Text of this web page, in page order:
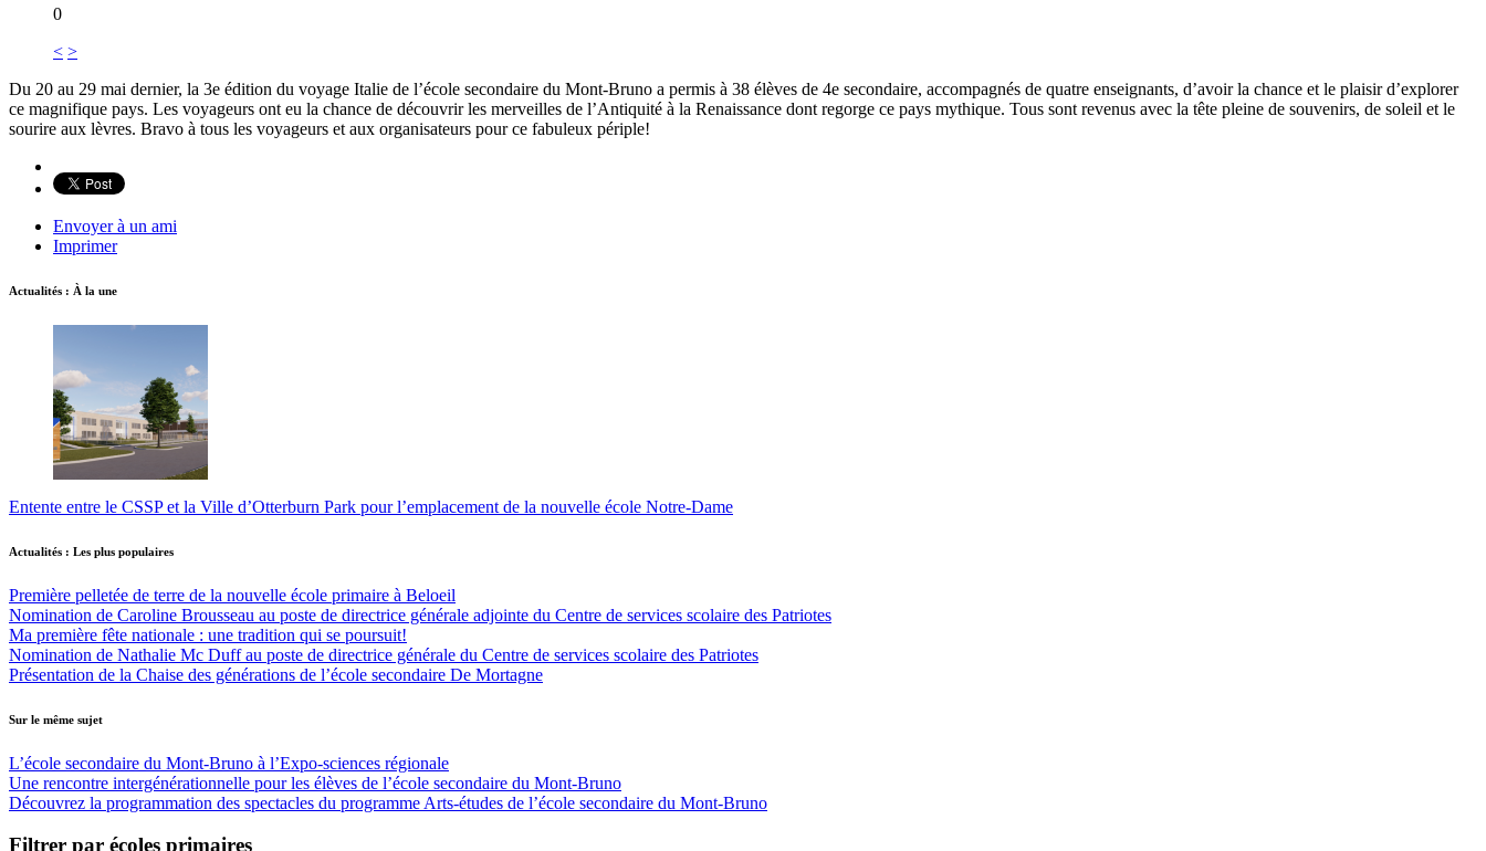
0
< >
Du 20 au 29 mai dernier, la 3e édition du voyage Italie de l’école secondaire du Mont-Bruno a permis à 38 élèves de 4e secondaire, accompagnés de quatre enseignants, d’avoir la chance et le plaisir d’explorer
ce magnifique pays. Les voyageurs ont eu la chance de découvrir les merveilles de l’Antiquité à la Renaissance dont regorge ce pays mythique. Tous sont revenus avec la tête pleine de souvenirs, de soleil et le
sourire aux lèvres. Bravo à tous les voyageurs et aux organisateurs pour ce fabuleux périple!
Envoyer à un ami
Imprimer
Actualités : À la une
Entente entre le CSSP et la Ville d’Otterburn Park pour l’emplacement de la nouvelle école Notre-Dame
Actualités : Les plus populaires
Première pelletée de terre de la nouvelle école primaire à Beloeil
Nomination de Caroline Brousseau au poste de directrice générale adjointe du Centre de services scolaire des Patriotes
Ma première fête nationale : une tradition qui se poursuit!
Nomination de Nathalie Mc Duff au poste de directrice générale du Centre de services scolaire des Patriotes
Présentation de la Chaise des générations de l’école secondaire De Mortagne
Sur le même sujet
L’école secondaire du Mont-Bruno à l’Expo-sciences régionale
Une rencontre intergénérationnelle pour les élèves de l’école secondaire du Mont-Bruno
Découvrez la programmation des spectacles du programme Arts-études de l’école secondaire du Mont-Bruno
Filtrer par écoles primaires